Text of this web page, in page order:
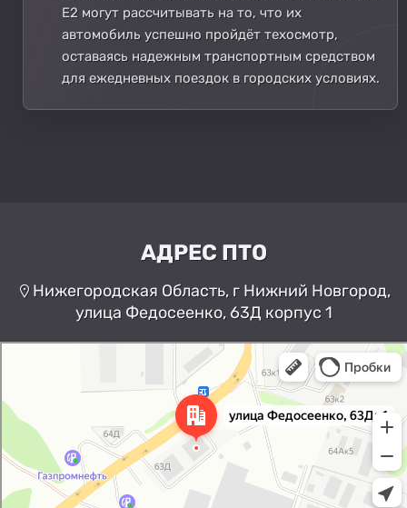
E2 могут рассчитывать на то, что их
автомобиль успешно пройдёт техосмотр,
оставаясь надежным транспортным средством
для ежедневных поездок в городских условиях.
АДРЕС ПТО
Нижегородская Область, г Нижний Новгород,
улица Федосеенко, 63Д корпус 1
Нижний Новгород
Улица Федосеенко, 63Дк1 —
Яндекс Карты